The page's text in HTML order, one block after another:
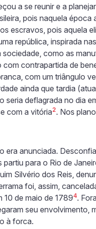
a se reunir e a
pois naquela época
escravos, pois aquela
república, inspirada
como as
contrapartida de
com um triângulo
ainda que tardia
deflagrada no dia
com a vitória2. Nos
era anunciada.
para o Rio de
Silvério dos Reis,
foi, assim,
10 de maio de 17894.
seu envolvimento,
à forca.